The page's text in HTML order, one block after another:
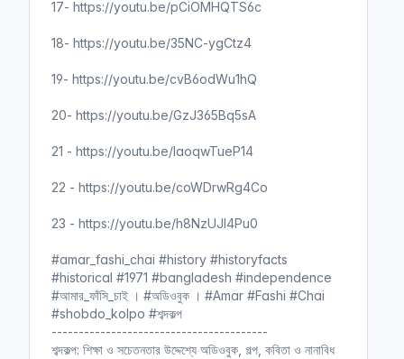
Shobdo Kolpo
Amar Fashi Chai । #True
Shobdo Kolpo
আমার ফাঁসি চাই
আমার ফাঁসি চাই । অডিওবুক । পর্ব ৬।
Amar Fashi Chai । Audiobook
#True #History
(আমার ফাঁসি চাই)
Shobdo Kolpo
আমার ফাঁসি চাই
17- https://youtu.be/pCiOMHQTS6c
18- https://youtu.be/35NC-ygCtz4
19- https://youtu.be/cvB6odWu1hQ
20- https://youtu.be/GzJ365Bq5sA
21 - https://youtu.be/laoqwTueP14
22 - https://youtu.be/coWDrwRg4Co
23 - https://youtu.be/h8NzUJI4Pu0
#amar_fashi_chai #history #historyfacts
#historical #1971 #bangladesh #independence
#আমার_ফাঁসি_চাই । #অডিওবুক । #Amar #Fashi #Chai
#shobdo_kolpo #শব্দকল্প
----------------------------------------
শব্দকল্প: শিক্ষা ও সচেতনতার উদ্দেশ্যে অডিওবুক, গল্প, কবিতা ও নানাবিধ